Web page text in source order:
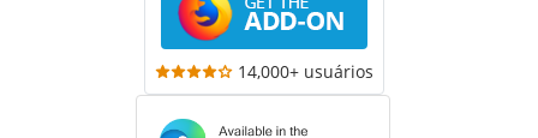
14,000+ usuários